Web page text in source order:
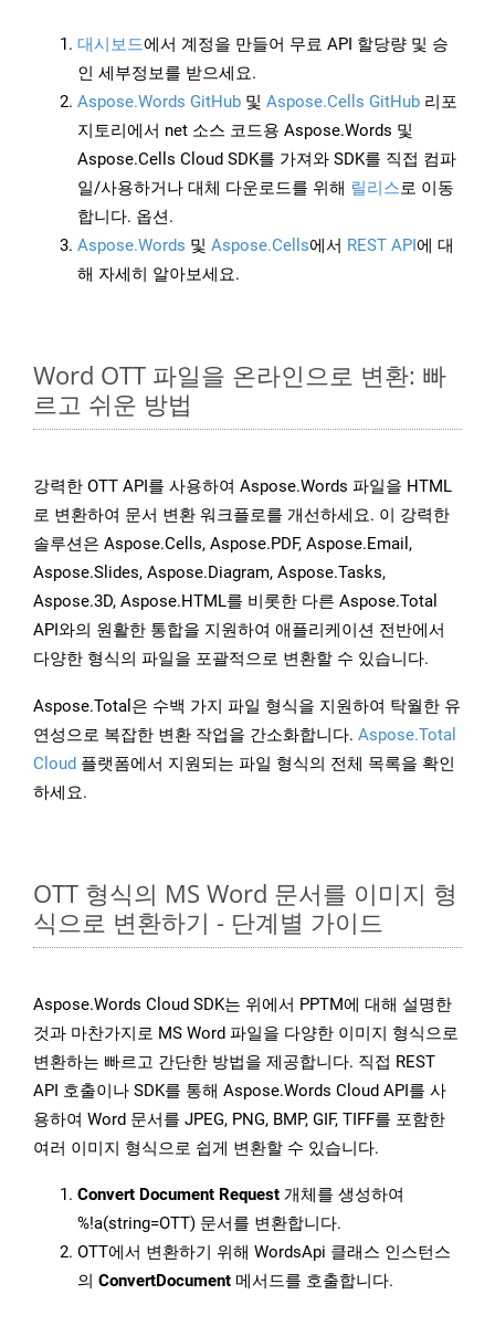
대시보드에서 계정을 만들어 무료 API 할당량 및 승
인 세부정보를 받으세요.
Aspose.Words GitHub 및 Aspose.Cells GitHub 리포
지토리에서 net 소스 코드용 Aspose.Words 및
Aspose.Cells Cloud SDK를 가져와 SDK를 직접 컴파
일/사용하거나 대체 다운로드를 위해 릴리스로 이동
합니다. 옵션.
Aspose.Words 및 Aspose.Cells에서 REST API에 대
해 자세히 알아보세요.
Word OTT 파일을 온라인으로 변환: 빠
르고 쉬운 방법
강력한 OTT API를 사용하여 Aspose.Words 파일을 HTML
로 변환하여 문서 변환 워크플로를 개선하세요. 이 강력한
솔루션은 Aspose.Cells, Aspose.PDF, Aspose.Email,
Aspose.Slides, Aspose.Diagram, Aspose.Tasks,
Aspose.3D, Aspose.HTML를 비롯한 다른 Aspose.Total
API와의 원활한 통합을 지원하여 애플리케이션 전반에서
다양한 형식의 파일을 포괄적으로 변환할 수 있습니다.
Aspose.Total은 수백 가지 파일 형식을 지원하여 탁월한 유
연성으로 복잡한 변환 작업을 간소화합니다. Aspose.Total
Cloud 플랫폼에서 지원되는 파일 형식의 전체 목록을 확인
하세요.
OTT 형식의 MS Word 문서를 이미지 형
식으로 변환하기 - 단계별 가이드
Aspose.Words Cloud SDK는 위에서 PPTM에 대해 설명한
것과 마찬가지로 MS Word 파일을 다양한 이미지 형식으로
변환하는 빠르고 간단한 방법을 제공합니다. 직접 REST
API 호출이나 SDK를 통해 Aspose.Words Cloud API를 사
용하여 Word 문서를 JPEG, PNG, BMP, GIF, TIFF를 포함한
여러 이미지 형식으로 쉽게 변환할 수 있습니다.
Convert Document Request 개체를 생성하여
%!a(string=OTT) 문서를 변환합니다.
OTT에서 변환하기 위해 WordsApi 클래스 인스턴스
의 ConvertDocument 메서드를 호출합니다.